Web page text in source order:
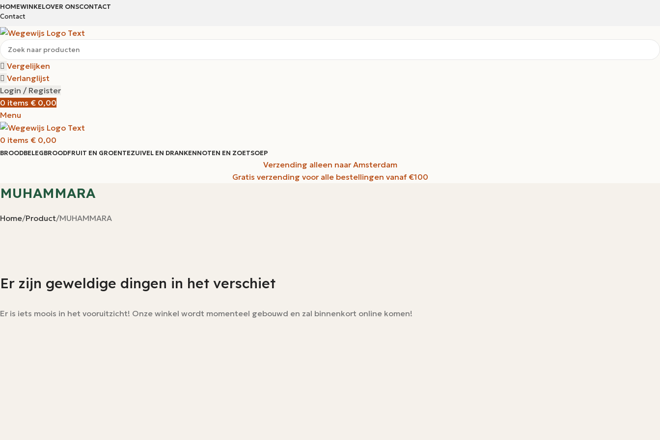
HOMEWINKELOVER ONSCONTACT
Contact
Vergelijken
Verlanglijst
Login / Register
0 items € 0,00
Menu
0 items € 0,00
BROODBELEGBROODFRUIT EN GROENTEZUIVEL EN DRANKENNOTEN EN ZOETSOEP
Verzending alleen naar Amsterdam
Gratis verzending voor alle bestellingen vanaf €100
MUHAMMARA
Home Product MUHAMMARA
Er zijn geweldige dingen in het verschiet
Er is iets moois in het vooruitzicht! Onze winkel wordt momenteel gebouwd en zal binnenkort online komen!